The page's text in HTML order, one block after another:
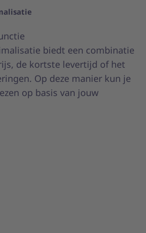
biedt een combinatie
de kortste levertijd of het
Op deze manier kun je
op basis van jouw